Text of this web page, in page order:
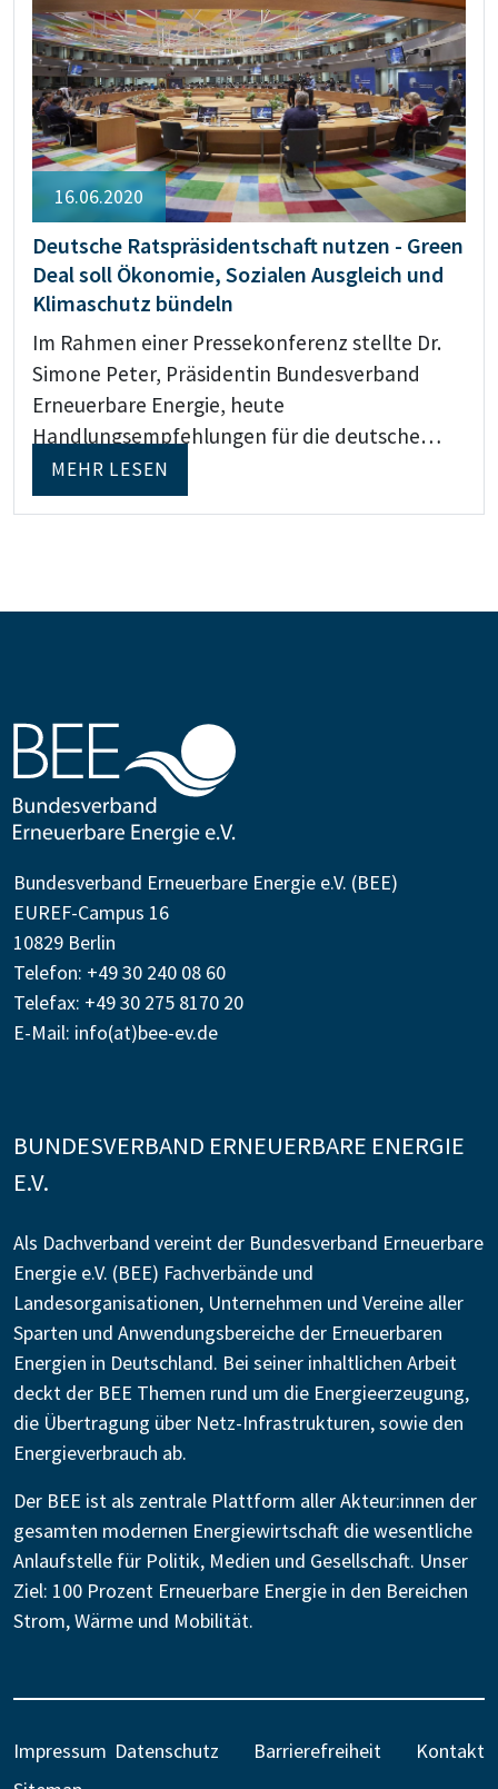
16.06.2020
Deutsche Ratspräsidentschaft nutzen - Green
Deal soll Ökonomie, Sozialen Ausgleich und
Klimaschutz bündeln
Im Rahmen einer Pressekonferenz stellte Dr.
Simone Peter, Präsidentin Bundesverband
Erneuerbare Energie, heute
Handlungsempfehlungen für die deutsche…
MEHR LESEN
Bundesverband Erneuerbare Energie e.V. (BEE)
EUREF-Campus 16
10829 Berlin
Telefon: +49 30 240 08 60
Telefax: +49 30 275 8170 20
E-Mail: info(at)bee-ev.de
BUNDESVERBAND ERNEUERBARE ENERGIE
E.V.
Als Dachverband vereint der Bundesverband Erneuerbare
Energie e.V. (BEE) Fachverbände und
Landesorganisationen, Unternehmen und Vereine aller
Sparten und Anwendungsbereiche der Erneuerbaren
Energien in Deutschland. Bei seiner inhaltlichen Arbeit
deckt der BEE Themen rund um die Energieerzeugung,
die Übertragung über Netz-Infrastrukturen, sowie den
Energieverbrauch ab.
Der BEE ist als zentrale Plattform aller Akteur:innen der
gesamten modernen Energiewirtschaft die wesentliche
Anlaufstelle für Politik, Medien und Gesellschaft. Unser
Ziel: 100 Prozent Erneuerbare Energie in den Bereichen
Strom, Wärme und Mobilität.
Impressum Datenschutz Barrierefreiheit
Kontakt